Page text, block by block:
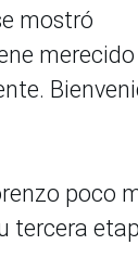
mostró
poco
tercera